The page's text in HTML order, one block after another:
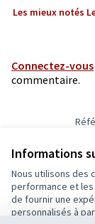
Informations
Nous utilisons des
performance et
de fournir une
personnalisés à
Les mieux notés
Connectez-vous
commentaire.
Conditions
Paramètres des
Ecrivons Angers
Ecrivons